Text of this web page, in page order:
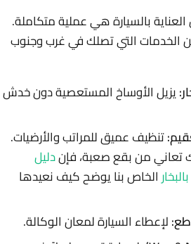
بالسيارة هي عملية متكاملة.
الخدمات التي تصلك في غرب وجنوب
يزيل الأوساخ المستعصية دون خدش
تنظيف عميق للمراتب والأرضيات.
تعاني من بقع صعبة، فإندليل
الخاص بنا يوضح كيف نعيدها
لإعطاء السيارة لمعان الوكالة.